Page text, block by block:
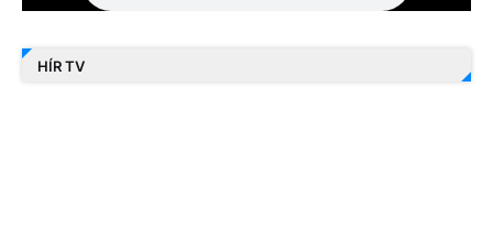
HÍR TV